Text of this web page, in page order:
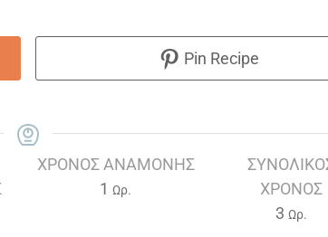
Pin Recipe
ΧΡΌΝΟΣ ΑΝΑΜΟΝΉΣ
1 Ώρα
Ωρ.
ΧΡΌΝΟΣ
3Ώρες
Ωρ.